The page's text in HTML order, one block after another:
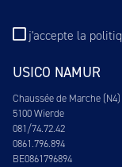
j'accepte la
USICO NAMUR
Chaussée de Marche (N4)
5100 Wierde
081/74.72.42
0861.796.894
BE0861796894